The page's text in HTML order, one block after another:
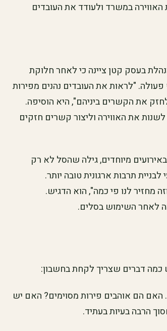
במשרד ולעודד את העובדים
בעסק קטן ציינה כי לאחר חלוקת
"לראות את העובדים נהנים מפירות
את הקשרים ביניהם", היא הוסיפה.
את האווירה וליצור קשרים חזקים
מיוחדים, גילה שהסל לא רק
תרבות ארגונית טובה יותר.
מחזיר לנו פי כמה", הוא הדגיש.
לאחר השימוש בסלים.
דברים שצריך לקחת בחשבון:
הם אוהבים פירות מסוימים? האם יש
הרבה בעיות בעתיד.